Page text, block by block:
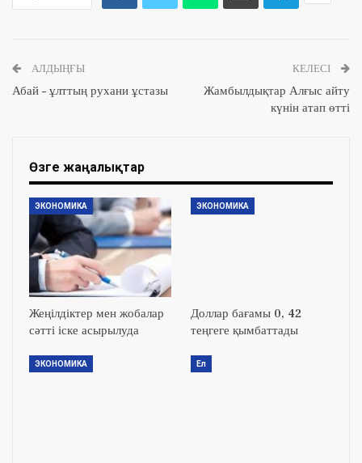
АЛДЫҢҒЫ
Абай – ұлттың рухани ұстазы
КЕЛЕСІ
Жамбылдықтар Алғыс айту
күнін атап өтті
Өзге жаңалықтар
ЭКОНОМИКА
Жеңілдіктер мен жобалар
сәтті іске асырылуда
ЭКОНОМИКА
Доллар бағамы 0, 42
теңгеге қымбаттады
ЭКОНОМИКА Ел